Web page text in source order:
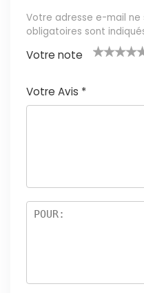
Votre adresse e-mail ne
obligatoires sont
Votre note
t
5
s
5
Votre Avis *